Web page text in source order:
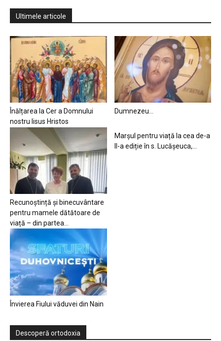
Ultimele articole
Înălțarea la Cer a Domnului
nostru Iisus Hristos
Dumnezeu…
Recunoștință și binecuvântare
pentru mamele dătătoare de
viață – din partea...
Marșul pentru viață la cea de-a
II-a ediție în s. Lucășeuca,...
Învierea Fiului văduvei din Nain
Descoperă ortodoxia